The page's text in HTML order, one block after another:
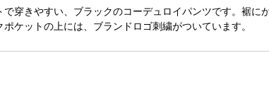
で穿きやすい、ブラックのコーデュロイパンツです。裾
ポケットの上には、ブランドロゴ刺繍がついています。